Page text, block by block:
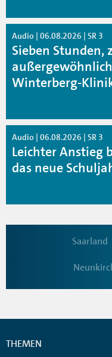
Audio | 06.08.2026 | SR 3
Sieben Stunden,
Winterberg-
Audio | 06.08.2026 | SR 3
Leichter Anstieg
das neue
Saarland
THEMEN